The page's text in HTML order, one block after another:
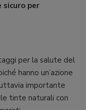
per
per la salute del
hanno un’azione
importante
tinte naturali con